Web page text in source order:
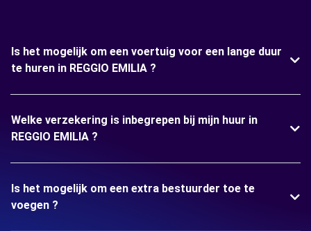
Is het mogelijk om een voertuig voor een lange duur
te huren in REGGIO EMILIA ?
Welke verzekering is inbegrepen bij mijn huur in
REGGIO EMILIA ?
Is het mogelijk om een extra bestuurder toe te
voegen ?